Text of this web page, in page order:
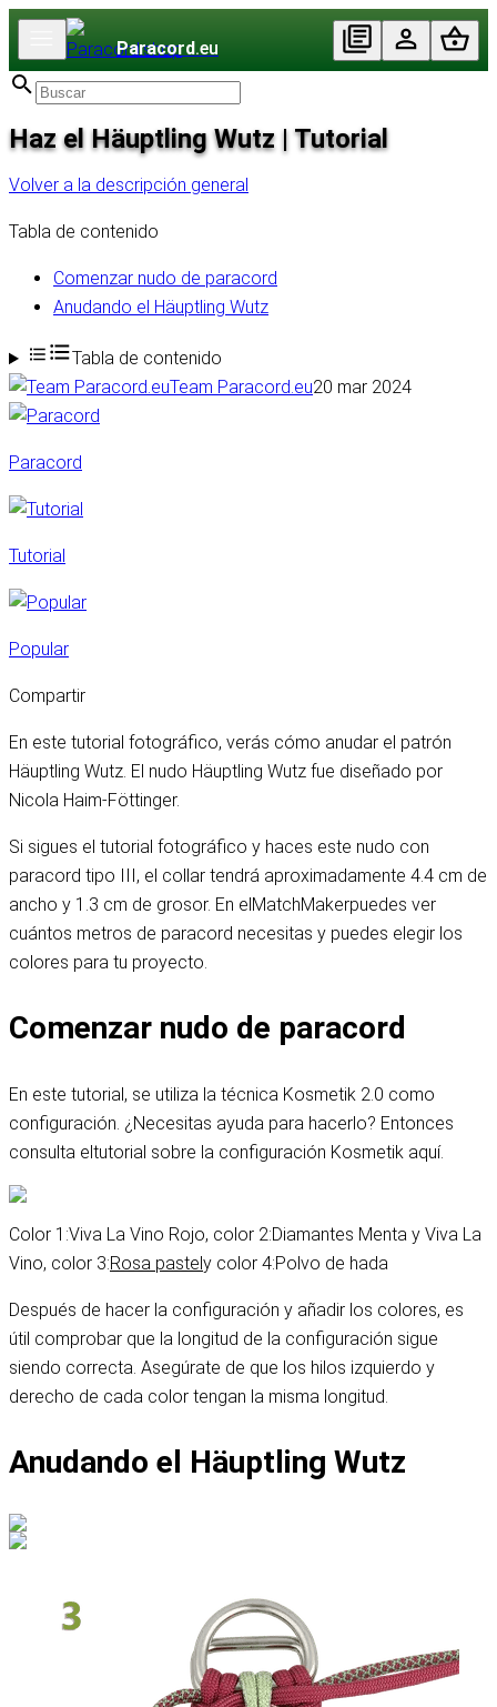
Paracord.eu
Haz el Häuptling Wutz | Tutorial
Volver a la descripción general
Tabla de contenido
Comenzar nudo de paracord
Anudando el Häuptling Wutz
Tabla de contenido
Team Paracord.eu20 mar 2024
Paracord
Tutorial
Popular
Compartir
En este tutorial fotográfico, verás cómo anudar el patrón
Häuptling Wutz. El nudo Häuptling Wutz fue diseñado por
Nicola Haim-Föttinger.
Si sigues el tutorial fotográfico y haces este nudo con
paracord tipo III, el collar tendrá aproximadamente 4.4 cm de
ancho y 1.3 cm de grosor. En el MatchMakerpuedes ver
cuántos metros de paracord necesitas y puedes elegir los
colores para tu proyecto.
Comenzar nudo de paracord
En este tutorial, se utiliza la técnica Kosmetik 2.0 como
configuración. ¿Necesitas ayuda para hacerlo? Entonces
consulta eltutorial sobre la configuración Kosmetik aquí.
Color 1:Viva La Vino Rojo, color 2:Diamantes Menta y Viva La
Vino, color 3:Rosa pastely color 4:Polvo de hada
Después de hacer la configuración y añadir los colores, es
útil comprobar que la longitud de la configuración sigue
siendo correcta. Asegúrate de que los hilos izquierdo y
derecho de cada color tengan la misma longitud.
Anudando el Häuptling Wutz